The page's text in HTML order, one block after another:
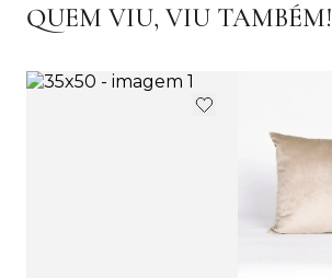
QUEM VIU, VIU TAMBÉM!